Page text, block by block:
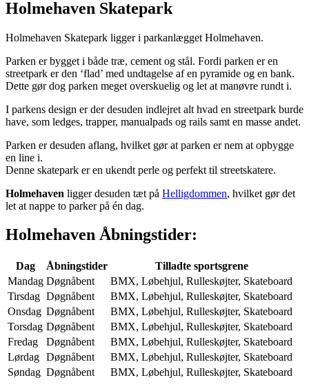
Holmehaven Skatepark
Holmehaven Skatepark ligger i parkanlægget Holmehaven.
Parken er bygget i både træ, cement og stål. Fordi parken er en
streetpark er den ‘flad’ med undtagelse af en pyramide og en bank.
Dette gør dog parken meget overskuelig og let at manøvre rundt i.
I parkens design er der desuden indlejret alt hvad en streetpark burde
have, som ledges, trapper, manualpads og rails samt en masse andet.
Parken er desuden aflang, hvilket gør at parken er nem at opbygge
en line i.
Denne skatepark er en ukendt perle og perfekt til streetskatere.
Holmehaven ligger desuden tæt på Helligdommen, hvilket gør det
let at nappe to parker på én dag.
Holmehaven Åbningstider:
Dag Åbningstider
Tilladte sportsgrene
Mandag Døgnåbent
BMX, Løbehjul, Rulleskøjter, Skateboard
Tirsdag Døgnåbent
BMX, Løbehjul, Rulleskøjter, Skateboard
Onsdag Døgnåbent
BMX, Løbehjul, Rulleskøjter, Skateboard
Torsdag Døgnåbent
BMX, Løbehjul, Rulleskøjter, Skateboard
Fredag
Døgnåbent
BMX, Løbehjul, Rulleskøjter, Skateboard
Lørdag Døgnåbent
BMX, Løbehjul, Rulleskøjter, Skateboard
Søndag Døgnåbent BMX, Løbehjul, Rulleskøjter, Skateboard